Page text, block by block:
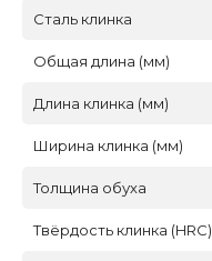
Сталь клинка
Общая длина (мм)
Длина клинка (мм)
Ширина клинка (мм)
Толщина обуха
Твёрдость клинка (HRC)